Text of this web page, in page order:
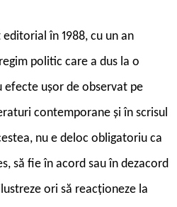
în 1988, cu un an
politic care a dus la o
ușor de observat pe
contemporane și în scrisul
nu e deloc obligatoriu ca
să fie în acord sau în dezacord
ori să reacționeze la